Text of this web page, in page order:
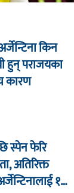
किन
हुन् पराजयका
कारण
स्पेन फेरि
अतिरिक्त
१–